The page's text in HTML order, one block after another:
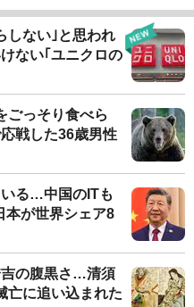
しない｣と思われ
ない｢ユニクロの
ごっそり食べら
戦した36歳男性
る…中国のITも
本が世界シェア8
吉の腹黒さ…清須
亡に追い込まれた